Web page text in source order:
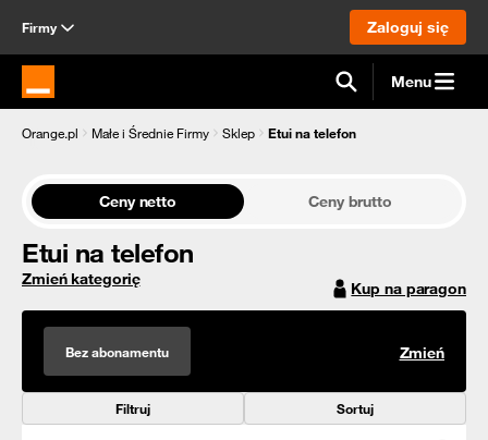
Firmy Zaloguj się
Strona główna Orange.pl Menu
Orange.pl Małe i Średnie Firmy Sklep Etui na telefon
Ceny netto Ceny brutto
Etui na telefon
Zmień kategorię Kup na paragon
Bez abonamentu Zmień
Filtruj Sortuj